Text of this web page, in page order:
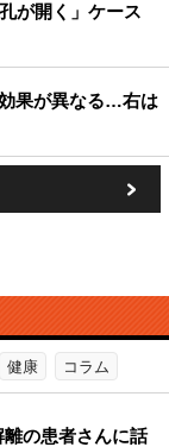
が開く」ケース
果が異なる…右は
健康 コラム
の患者さんに話